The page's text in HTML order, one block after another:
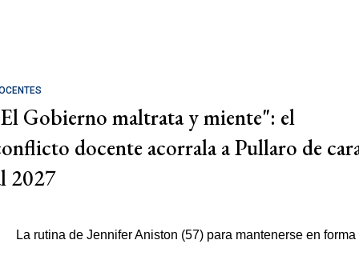
Gobierno maltrata y miente": el
docente acorrala a Pullaro de
2027